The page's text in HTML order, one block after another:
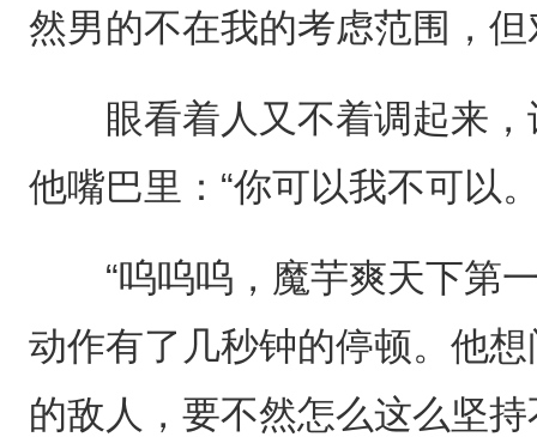
然男的不在我的考虑范围，
眼看着人又不着调起来，
他嘴巴里：“你可以我不可以
“呜呜呜，魔芋爽天下第一
动作有了几秒钟的停顿。他
的敌人，要不然怎么这么坚